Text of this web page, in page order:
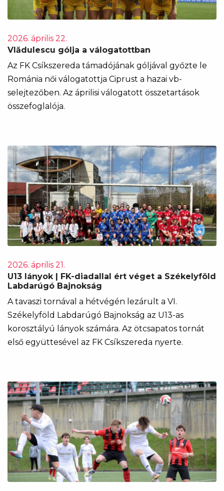
2026. április 22.
Vlădulescu gólja a válogatottban
Az FK Csíkszereda támadójának góljával győzte le
Románia női válogatottja Ciprust a hazai vb-
selejtezőben. Az áprilisi válogatott összetartások
összefoglalója.
2026. április 21.
U13 lányok | FK-diadallal ért véget a Székelyföld
Labdarúgó Bajnokság
A tavaszi tornával a hétvégén lezárult a VI.
Székelyföld Labdarúgó Bajnokság az U13-as
korosztályú lányok számára. Az ötcsapatos tornát
első együttesével az FK Csíkszereda nyerte.